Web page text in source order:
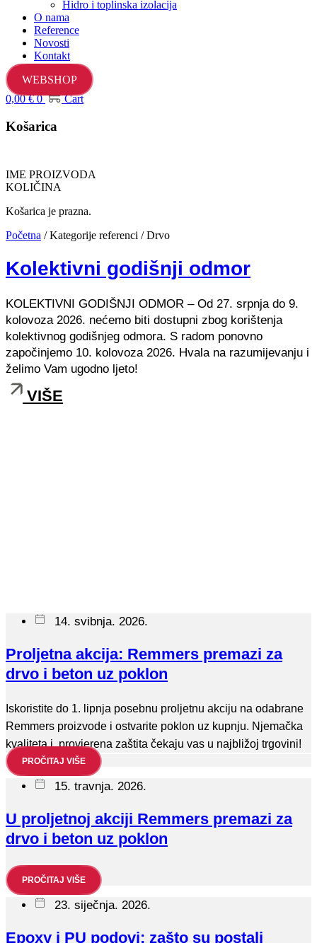
Hidro i toplinska izolacija
O nama
Reference
Novosti
Kontakt
WEBSHOP
0,00€ 0 Cart
Košarica
IME PROIZVODA
KOLIČINA
Košarica je prazna.
Početna / Kategorije referenci / Drvo
Kolektivni godišnji odmor
KOLEKTIVNI GODIŠNJI ODMOR – Od 27. srpnja do 9.
kolovoza 2026. nećemo biti dostupni zbog korištenja
kolektivnog godišnjeg odmora. S radom ponovno
započinjemo 10. kolovoza 2026. Hvala na razumijevanju i
želimo Vam ugodno ljeto!
VIŠE
14. svibnja. 2026.
Proljetna akcija: Remmers premazi za
drvo i beton uz poklon
Iskoristite do 1. lipnja posebnu proljetnu akciju na odabrane
Remmers proizvode i ostvarite poklon uz kupnju. Njemačka
kvaliteta i provjerena zaštita čekaju vas u najbližoj trgovini!
PROČITAJ VIŠE
15. travnja. 2026.
U proljetnoj akciji Remmers premazi za
drvo i beton uz poklon
PROČITAJ VIŠE
23. siječnja. 2026.
Epoxy i PU podovi: zašto su postali